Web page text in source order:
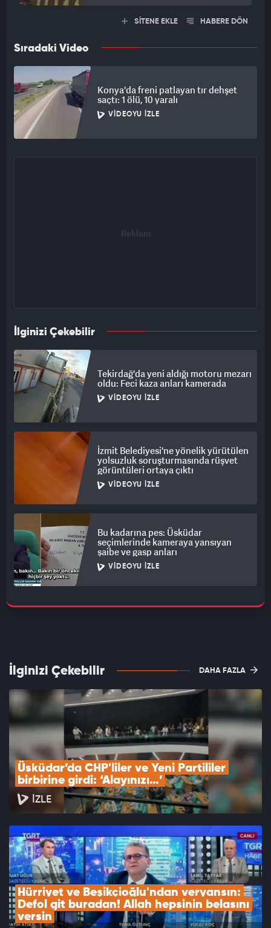
SİTENE EKLE HABERE DÖN
Sıradaki Video
Konya'da freni patlayan tır dehşet
saçtı: 1 ölü, 10 yaralı
VIDEOYU İZLE
İlginizi Çekebilir
Tekirdağ'da yeni aldığı motoru mezarı
oldu: Feci kaza anları kamerada
VIDEOYU İZLE
İzmit Belediyesi'ne yönelik yürütülen
yolsuzluk soruşturmasında rüşvet
görüntüleri ortaya çıktı
VIDEOYU İZLE
Bu kadarına pes: Üsküdar
seçimlerinde kameraya yansıyan
şaibe ve gasp anları
VIDEOYU İZLE
İlginizi Çekebilir DAHA FAZLA
Üsküdar’da CHP'liler ve Yeni Partililer
birbirine girdi: ‘Alayınızı…’
İZLE
Hürriyet ve Beşikçioğlu'ndan veryansın:
Defol git buradan! Allah hepsinin belasını
versin